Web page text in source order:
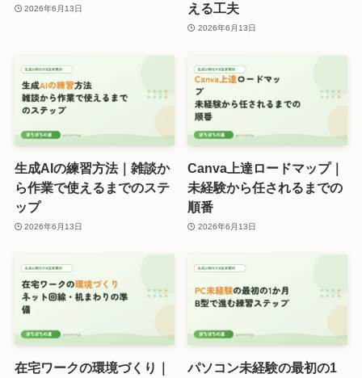
2026年6月13日
える工夫
2026年6月13日
生成AIの練習方法｜雑談か
ら作業で使えるまでのステ
ップ
2026年6月13日
Canva上達ロードマップ｜
未経験から任されるまでの
順番
2026年6月13日
在宅ワークの環境づくり｜
パソコン未経験の最初の1